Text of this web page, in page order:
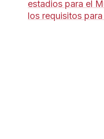
estadios para el
los requisitos